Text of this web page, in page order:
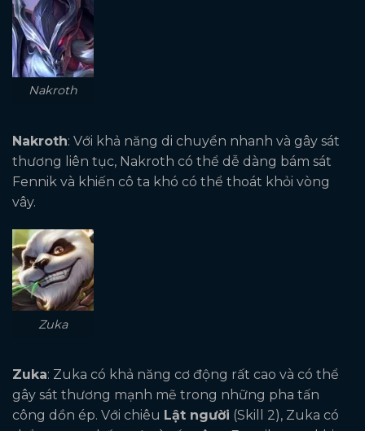
Nakroth
Nakroth: Với khả năng di chuyển nhanh và gây sát
thương liên tục, Nakroth có thể dễ dàng bám sát
Fennik và khiến cô ta khó có thể thoát khỏi vòng
vây.
Zuka
Zuka: Zuka có khả năng cơ động rất cao và có thể
gây sát thương mạnh mẽ trong những pha tấn
công dồn ép. Với chiêu Lật người (Skill 2), Zuka có